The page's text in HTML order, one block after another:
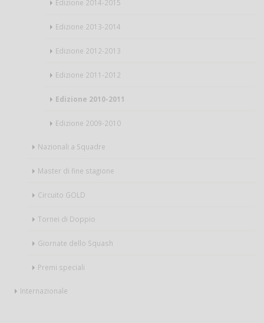
Edizione 2014-2015
Edizione 2013-2014
Edizione 2012-2013
Edizione 2011-2012
Edizione 2010-2011
Edizione 2009-2010
Nazionali a Squadre
Master di fine stagione
Circuito GOLD
Tornei di Doppio
Giornate dello Squash
Premi speciali
Internazionale